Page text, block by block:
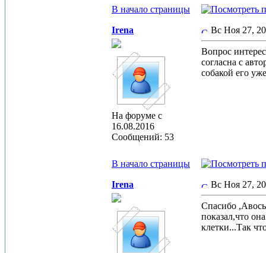
В начало страницы
Irena
На форуме с
16.08.2016
Сообщений: 53
Вс Ноя 27,
Вопрос
согласна с
собакой его
В начало страницы
Irena Вс Ноя 27,
Спасибо
показал,что
клетки...Так